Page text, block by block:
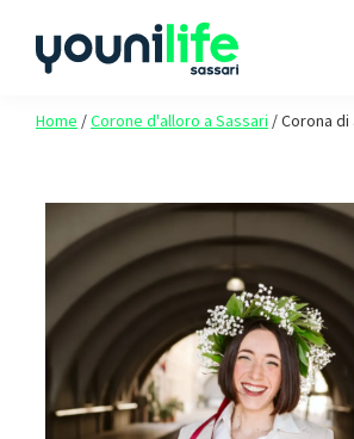
principale
Life
Uniss
Home /Corone d'alloro a Sassari /Corona